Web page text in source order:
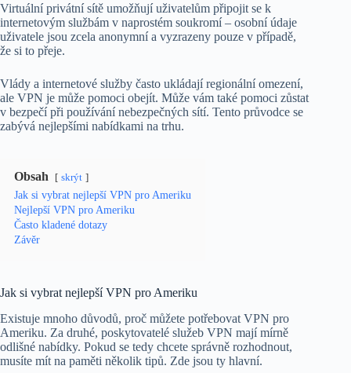
Virtuální privátní sítě umožňují uživatelům připojit se k
internetovým službám v naprostém soukromí – osobní údaje
uživatele jsou zcela anonymní a vyzrazeny pouze v případě,
že si to přeje.
Vlády a internetové služby často ukládají regionální omezení,
ale VPN je může pomoci obejít. Může vám také pomoci zůstat
v bezpečí při používání nebezpečných sítí. Tento průvodce se
zabývá nejlepšími nabídkami na trhu.
Obsah skrýt
Jak si vybrat nejlepší VPN pro Ameriku
Nejlepší VPN pro Ameriku
Často kladené dotazy
Závěr
Jak si vybrat nejlepší VPN pro Ameriku
Existuje mnoho důvodů, proč můžete potřebovat VPN pro
Ameriku. Za druhé, poskytovatelé služeb VPN mají mírně
odlišné nabídky. Pokud se tedy chcete správně rozhodnout,
musíte mít na paměti několik tipů. Zde jsou ty hlavní.